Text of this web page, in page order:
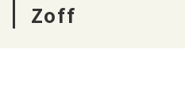
Zoff